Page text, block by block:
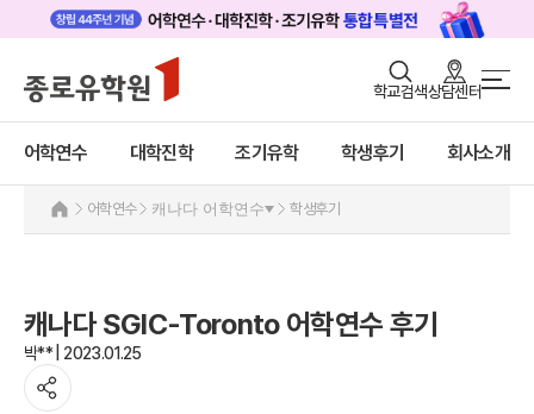
학교검색상담센터
어학연수 대학진학 조기유학 학생후기 회사소개
로그인 회원가입
어학연수
대학진학
조기/캠프
고객서비스
유학가이드
미국
캐나다
학생후기
어학연수 캐나다 어학연수 학생후기
캐나다 SGIC-Toronto 어학연수 후기
박** | 2023.01.25